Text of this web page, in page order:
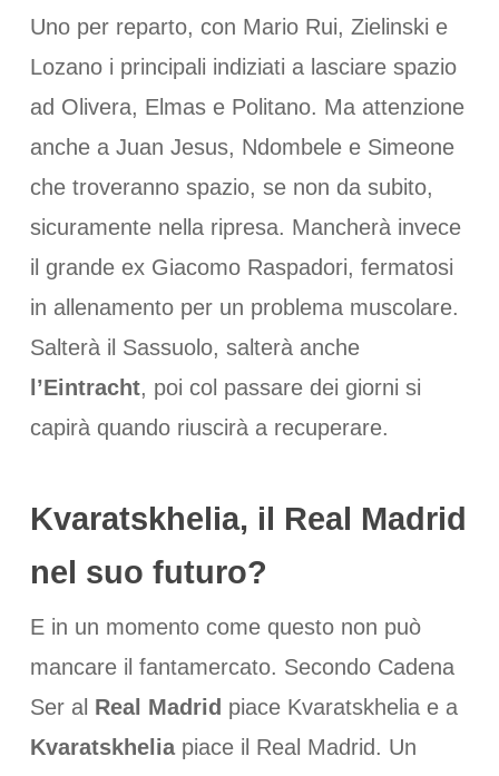
Uno per reparto, con Mario Rui, Zielinski e
Lozano i principali indiziati a lasciare spazio
ad Olivera, Elmas e Politano. Ma attenzione
anche a Juan Jesus, Ndombele e Simeone
che troveranno spazio, se non da subito,
sicuramente nella ripresa. Mancherà invece
il grande ex Giacomo Raspadori, fermatosi
in allenamento per un problema muscolare.
Salterà il Sassuolo, salterà anche
l’Eintracht, poi col passare dei giorni si
capirà quando riuscirà a recuperare.
Kvaratskhelia, il Real Madrid
nel suo futuro?
E in un momento come questo non può
mancare il fantamercato. Secondo Cadena
Ser al Real Madrid piace Kvaratskhelia e a
Kvaratskhelia piace il Real Madrid. Un